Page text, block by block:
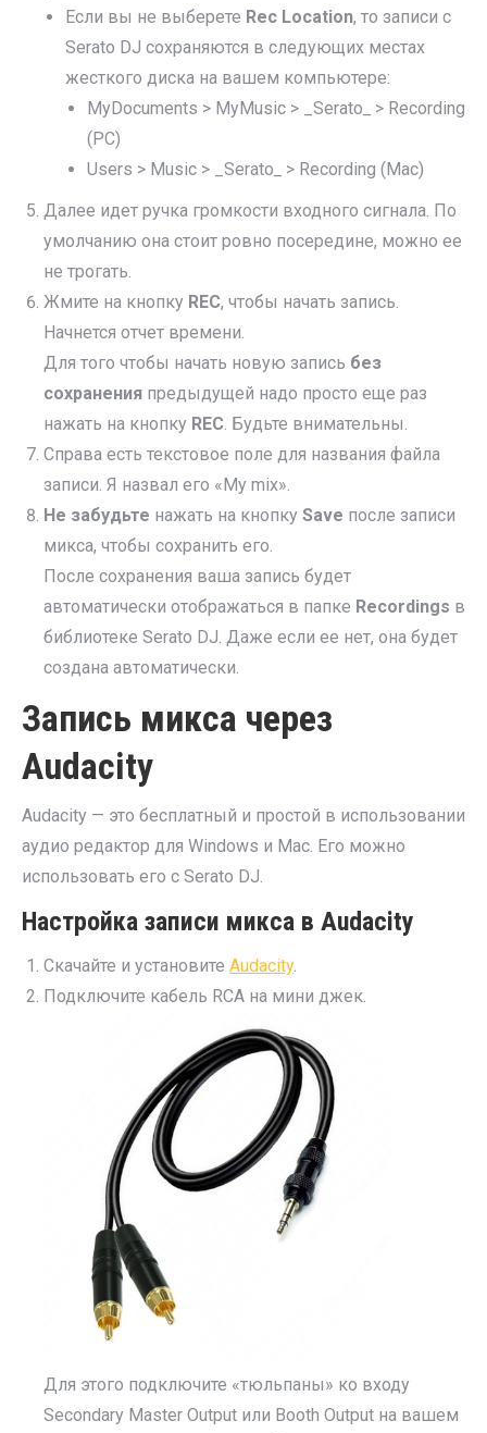
Если вы не выберете Rec Location, то записи с
Serato DJ сохраняются в следующих местах
жесткого диска на вашем компьютере:
MyDocuments > MyMusic > _Serato
> Recording
(PC)
Users > Music > _Serato
> Recording (Mac)
Далее идет ручка громкости входного сигнала. По
умолчанию она стоит ровно посередине, можно ее
не трогать.
Жмите на кнопку REC, чтобы начать запись.
Начнется отчет времени.
Для того чтобы начать новую запись без
сохранения предыдущей надо просто еще раз
нажать на кнопку REC . Будьте внимательны.
Справа есть текстовое поле для названия файла
записи. Я назвал его «My mix».
Не забудьте нажать на кнопку Save после записи
микса, чтобы сохранить его.
После сохранения ваша запись будет
автоматически отображаться в папке Recordings в
библиотеке Serato DJ. Даже если ее нет, она будет
создана автоматически.
Запись микса через
Audacity
Audacity — это бесплатный и простой в использовании
аудио редактор для Windows и Mac. Его можно
использовать его с Serato DJ.
Настройка записи микса в Audacity
Скачайте и установите Audacity.
Подключите кабель RCA на мини джек.
Для этого подключите «тюльпаны» ко входу
Secondary Master Output или Booth Output на вашем